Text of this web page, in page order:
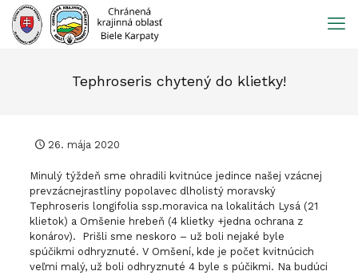
Prejsť
obsah
Tephroseris chytený do klietky!
26. mája 2020
Minulý týždeň sme ohradili kvitnúce jedince našej vzácnej
prevzácnejrastliny popolavec dlholistý moravský
Tephroseris longifolia ssp.moravica na lokalitách Lysá (21
klietok) a Omšenie hrebeň (4 klietky +jedna ochrana z
konárov). Prišli sme neskoro – už boli nejaké byle
spúčikmi odhryznuté. V Omšení, kde je počet kvitnúcich
veľmi malý, už boli odhryznuté 4 byle s púčikmi. Na budúci